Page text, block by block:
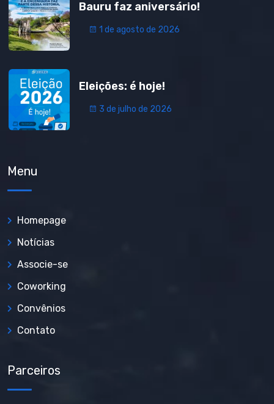
Bauru faz aniversário!
1 de agosto de 2026
Eleições: é hoje!
3 de julho de 2026
Menu
Homepage
Notícias
Associe-se
Coworking
Convênios
Contato
Parceiros